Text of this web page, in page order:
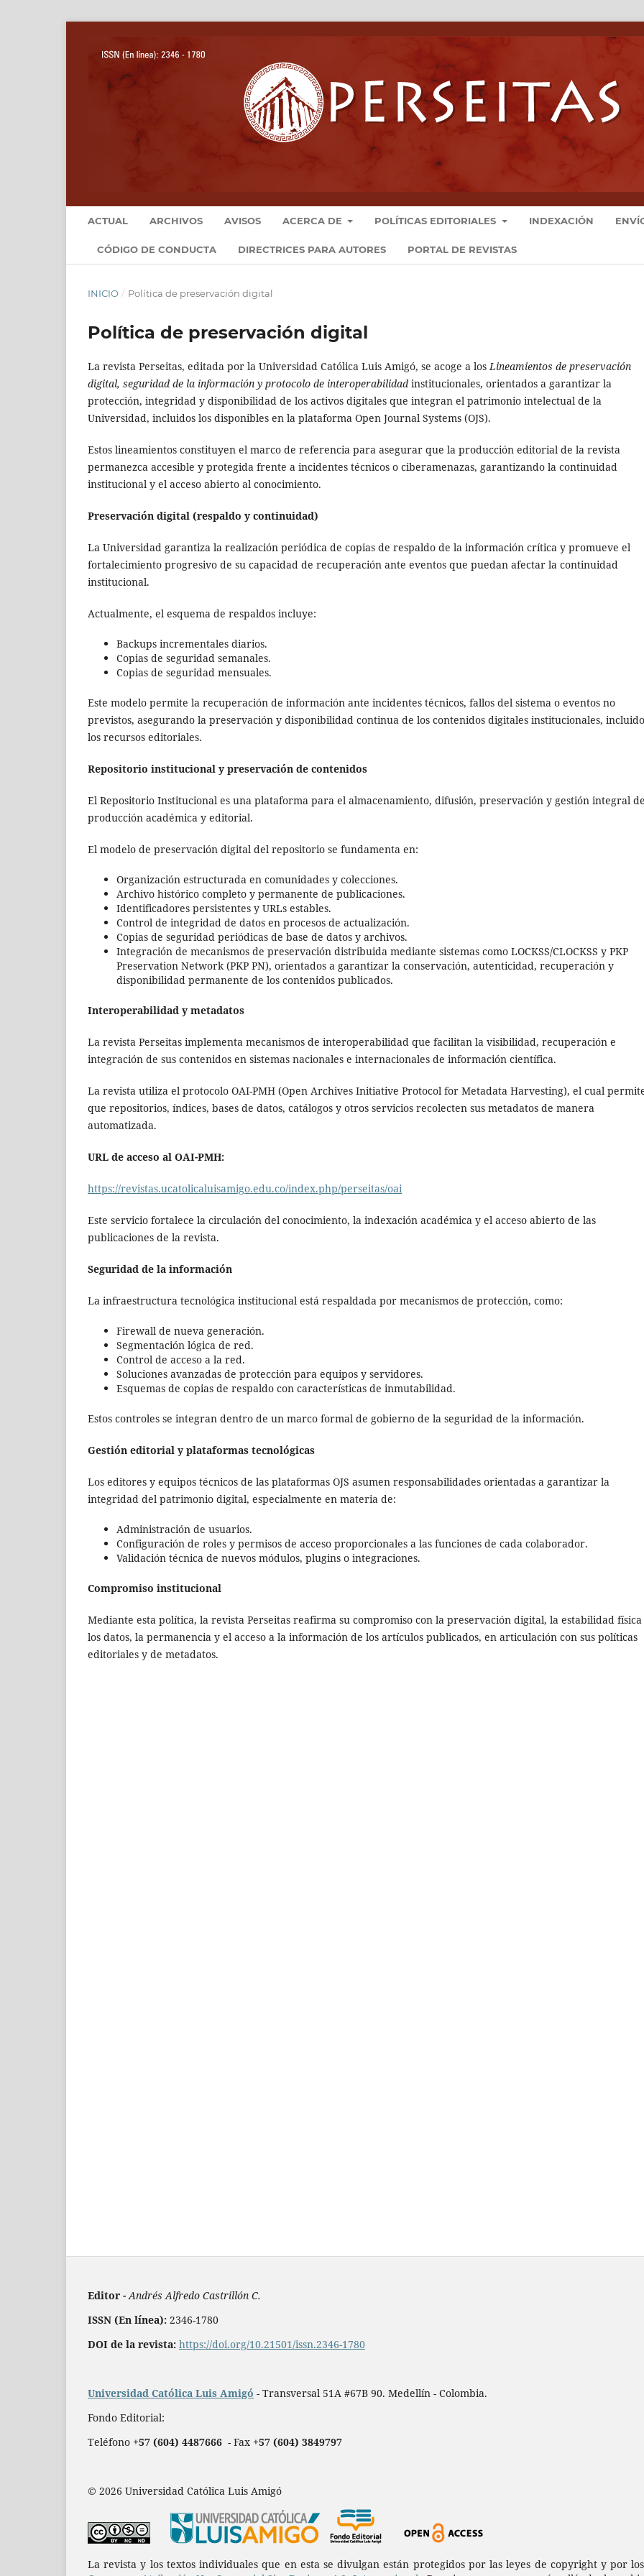
ACTUAL ARCHIVOS AVISOS ACERCA DE POLÍTICAS EDITORIALES INDEXACIÓN
CÓDIGO DE CONDUCTA DIRECTRICES PARA AUTORES PORTAL DE REVISTAS
INICIO / Política de preservación digital
Política de preservación digital
La revista Perseitas, editada por la Universidad Católica Luis Amigó, se acoge a losLineamientos de preservación
digital, seguridad de la información y protocolo de interoperabilidad institucionales, orientados a garantizar la
protección, integridad y disponibilidad de los activos digitales que integran el patrimonio intelectual de la
Universidad, incluidos los disponibles en la plataforma Open Journal Systems (OJS).
Estos lineamientos constituyen el marco de referencia para asegurar que la producción editorial de la revista
permanezca accesible y protegida frente a incidentes técnicos o ciberamenazas, garantizando la continuidad
institucional y el acceso abierto al conocimiento.
Preservación digital (respaldo y continuidad)
La Universidad garantiza la realización periódica de copias de respaldo de la información crítica y promueve el
fortalecimiento progresivo de su capacidad de recuperación ante eventos que puedan afectar la continuidad
institucional.
Actualmente, el esquema de respaldos incluye:
Backups incrementales diarios.
Copias de seguridad semanales.
Copias de seguridad mensuales.
Este modelo permite la recuperación de información ante incidentes técnicos, fallos del sistema o eventos no
previstos, asegurando la preservación y disponibilidad continua de los contenidos digitales institucionales,
los recursos editoriales.
Repositorio institucional y preservación de contenidos
El Repositorio Institucional es una plataforma para el almacenamiento, difusión, preservación y gestión integral
producción académica y editorial.
El modelo de preservación digital del repositorio se fundamenta en:
Organización estructurada en comunidades y colecciones.
Archivo histórico completo y permanente de publicaciones.
Identificadores persistentes y URLs estables.
Control de integridad de datos en procesos de actualización.
Copias de seguridad periódicas de base de datos y archivos.
Integración de mecanismos de preservación distribuida mediante sistemas como LOCKSS/CLOCKSS y PKP
Preservation Network (PKP PN), orientados a garantizar la conservación, autenticidad, recuperación y
disponibilidad permanente de los contenidos publicados.
Interoperabilidad y metadatos
La revista Perseitas implementa mecanismos de interoperabilidad que facilitan la visibilidad, recuperación e
integración de sus contenidos en sistemas nacionales e internacionales de información científica.
La revista utiliza el protocolo OAI-PMH (Open Archives Initiative Protocol for Metadata Harvesting), el cual
que repositorios, índices, bases de datos, catálogos y otros servicios recolecten sus metadatos de manera
automatizada.
URL de acceso al OAI-PMH:
https://revistas.ucatolicaluisamigo.edu.co/index.php/perseitas/oai
Este servicio fortalece la circulación del conocimiento, la indexación académica y el acceso abierto de las
publicaciones de la revista.
Seguridad de la información
La infraestructura tecnológica institucional está respaldada por mecanismos de protección, como:
Firewall de nueva generación.
Segmentación lógica de red.
Control de acceso a la red.
Soluciones avanzadas de protección para equipos y servidores.
Esquemas de copias de respaldo con características de inmutabilidad.
Estos controles se integran dentro de un marco formal de gobierno de la seguridad de la información.
Gestión editorial y plataformas tecnológicas
Los editores y equipos técnicos de las plataformas OJS asumen responsabilidades orientadas a garantizar la
integridad del patrimonio digital, especialmente en materia de:
Administración de usuarios.
Configuración de roles y permisos de acceso proporcionales a las funciones de cada colaborador.
Validación técnica de nuevos módulos, plugins o integraciones.
Compromiso institucional
Mediante esta política, la revista Perseitas reafirma su compromiso con la preservación digital, la estabilidad
los datos, la permanencia y el acceso a la información de los artículos publicados, en articulación con sus políticas
editoriales y de metadatos.
Editor - Andrés Alfredo Castrillón C.
ISSN (En línea): 2346-1780
DOI de la revista: https://doi.org/10.21501/issn.2346-1780
Universidad Católica Luis Amigó - Transversal 51A #67B 90. Medellín - Colombia.
Fondo Editorial:
Teléfono +57 (604) 4487666 - Fax +57 (604) 3849797
© 2026 Universidad Católica Luis Amigó
La revista y los textos individuales que en esta se divulgan están protegidos por las leyes de copyright y por